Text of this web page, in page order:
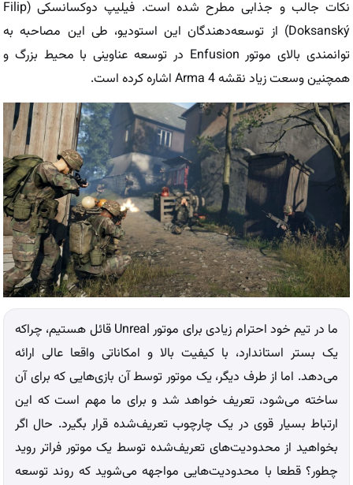
نکات جالب و جذابی مطرح شده است. فیلیپ دوکسانسکی (Filip
Doksanský) از توسعه‌دهندگان این استودیو، طی این مصاحبه به
توانمندی بالای موتور Enfusion در توسعه عناوینی با محیط بزرگ و
همچنین وسعت زیاد نقشه Arma 4 اشاره کرده است.
ما در تیم خود احترام زیادی برای موتور Unreal قائل هستیم، چراکه
یک بستر استاندارد، با کیفیت بالا و امکاناتی واقعا عالی ارائه
می‌دهد. اما از طرف دیگر، یک موتور توسط آن بازی‌هایی که برای آن
ساخته می‌شود، تعریف خواهد شد و برای ما مهم است که این
ارتباط بسیار قوی در یک چارچوب تعریف‌شده قرار بگیرد. حال اگر
بخواهید از محدودیت‌های تعریف‌شده توسط یک موتور فراتر روید
چطور؟ قطعا با محدودیت‌هایی مواجهه می‌شوید که روند توسعه